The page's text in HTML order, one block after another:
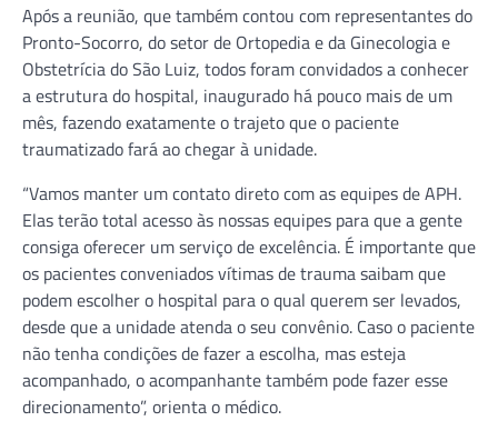
Após a reunião, que também contou com representantes do
Pronto-Socorro, do setor de Ortopedia e da Ginecologia e
Obstetrícia do São Luiz, todos foram convidados a conhecer
a estrutura do hospital, inaugurado há pouco mais de um
mês, fazendo exatamente o trajeto que o paciente
traumatizado fará ao chegar à unidade.
“Vamos manter um contato direto com as equipes de APH.
Elas terão total acesso às nossas equipes para que a gente
consiga oferecer um serviço de excelência. É importante que
os pacientes conveniados vítimas de trauma saibam que
podem escolher o hospital para o qual querem ser levados,
desde que a unidade atenda o seu convênio. Caso o paciente
não tenha condições de fazer a escolha, mas esteja
acompanhado, o acompanhante também pode fazer esse
direcionamento”, orienta o médico.